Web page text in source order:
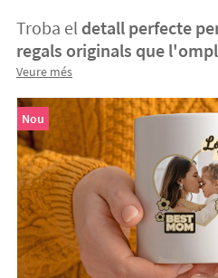
Troba el detall perfecte
regals originals que
Descobreix un munt
mares.Dissenya unregal
teva mareen només uns
detall únicque guardarà
emociona-la amb un
Veure més
Nou